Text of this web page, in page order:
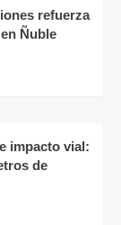
refuerza
Ñuble
impacto vial:
de